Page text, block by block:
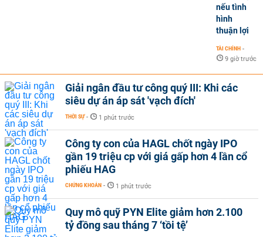
nếu tình
hình
thuận lợi
TÀI CHÍNH -
9 giờ trước
Giải ngân đầu tư công quý III: Khi các
siêu dự án áp sát 'vạch đích'
THỜI SỰ - 1 phút trước
Công ty con của HAGL chốt ngày IPO
gần 19 triệu cp với giá gấp hơn 4 lần cổ
phiếu HAG
CHỨNG KHOÁN - 1 phút trước
Quy mô quỹ PYN Elite giảm hơn 2.100
tỷ đồng sau tháng 7 ‘tồi tệ’